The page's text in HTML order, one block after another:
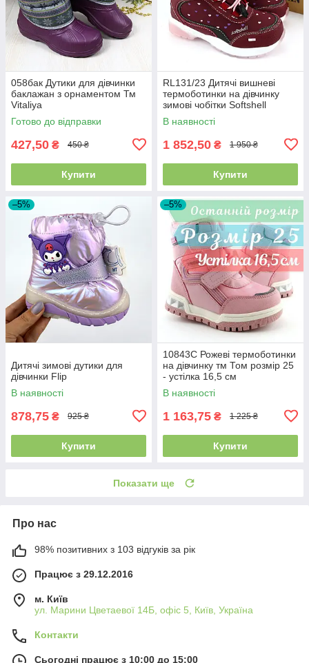
058бак Дутики для дівчинки
баклажан з орнаментом Тм
Vitaliya
Готово до відправки
427,50 ₴ 450 ₴
Купити
RL131/23 Дитячі вишневі
термоботинки на дівчинку
зимові чобітки Softshell
American Club розмір 28 -
устілка 17,5 см
В наявності
1 852,50 ₴ 1 950 ₴
Купити
–5%
Дитячі зимові дутики для
дівчинки Flip
В наявності
878,75 ₴ 925 ₴
Купити
–5%
10843C Рожеві термоботинки
на дівчинку тм Том розмір 25
- устілка 16,5 см
В наявності
1 163,75 ₴ 1 225 ₴
Купити
Показати ще
Про нас
98% позитивних з 103 відгуків за рік
Працює з 29.12.2016
м. Київ
ул. Марини Цветаевої 14Б, офіс 5, Київ, Україна
Контакти
Сьогодні працює з 10:00 до 15:00